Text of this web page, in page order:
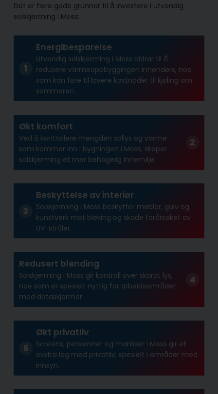
Det er flere gode grunner til å investere i utvendig
solskjerming i Moss:
Energibesparelse
Utvendig solskjerming i Moss bidrar til å
redusere varmeoppbyggingen innendørs, noe
som kan føre til lavere kostnader til kjøling om
sommeren.
Økt komfort
Ved å kontrollere mengden sollys og varme
som kommer inn i bygningen i Moss, skaper
solskjerming et mer behagelig innemiljø.
Beskyttelse av interiør
Solskjerming i Moss beskytter møbler, gulv og
kunstverk mot bleking og skade forårsaket av
UV-stråler.
Redusert blending
Solskjerming i Moss gir kontroll over skarpt lys,
noe som er spesielt nyttig for arbeidsområder
med dataskjermer.
Økt privatliv
Screens, persienner og markiser i Moss gir et
ekstra lag med privatliv, spesielt i områder med
innsyn.